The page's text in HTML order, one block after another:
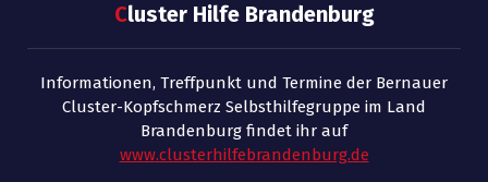
Cluster Hilfe Brandenburg
Informationen, Treffpunkt und Termine der Bernauer
Cluster-Kopfschmerz Selbsthilfegruppe im Land
Brandenburg findet ihr auf
www.clusterhilfebrandenburg.de